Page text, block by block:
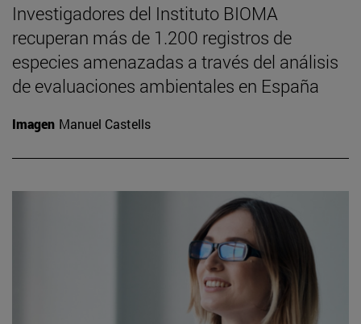
Investigadores del Instituto BIOMA
recuperan más de 1.200 registros de
especies amenazadas a través del análisis
de evaluaciones ambientales en España
Imagen Manuel Castells